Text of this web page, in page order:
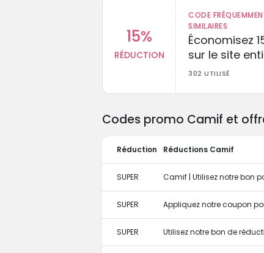
15%
RÉDUCTION
CODE
SIMILAIRES
Économisez
sur le site
302 UTILISÉ
Codes promo Camif et
Réduction Réductions Camif
SUPER Camif | Utilisez notre bon
SUPER Appliquez notre coupon
SUPER Utilisez notre bon de